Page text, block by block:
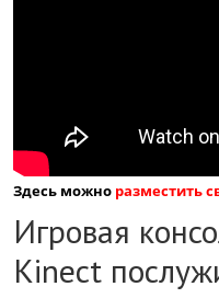
Здесь можно разместить
Игровая
Kinect